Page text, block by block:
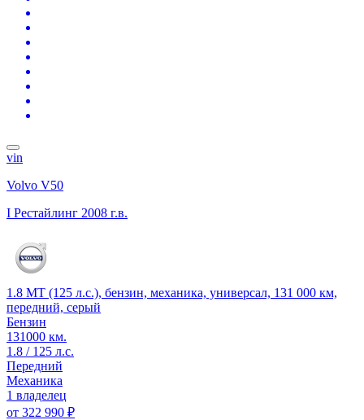
vin
Volvo V50
I Рестайлинг 2008 г.в.
1.8 MT (125 л.с.), бензин, механика, универсал, 131 000 км,
передний, серый
Бензин
131000 км.
1.8 / 125 л.с.
Передний
Механика
1 владелец
от 322 990 ₽